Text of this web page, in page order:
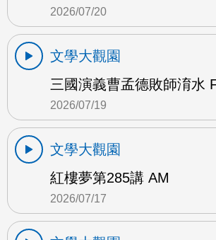
2026/07/20
文學大觀園
三國演義曹孟德敗師淯水
2026/07/19
文學大觀園
紅樓夢第285講 AM
2026/07/17